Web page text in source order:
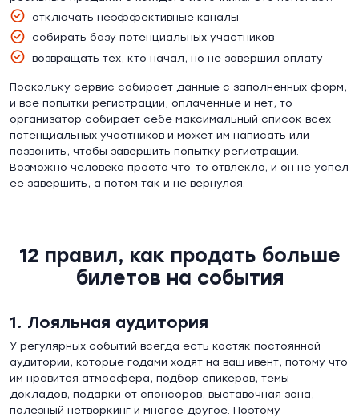
отключать неэффективные каналы
собирать базу потенциальных участников
возвращать тех, кто начал, но не завершил оплату
Поскольку сервис собирает данные с заполненных форм,
и все попытки регистрации, оплаченные и нет, то
организатор собирает себе максимальный список всех
потенциальных участников и может им написать или
позвонить, чтобы завершить попытку регистрации.
Возможно человека просто что-то отвлекло, и он не успел
ее завершить, а потом так и не вернулся.
12 правил, как продать больше
билетов на события
1. Лояльная аудитория
У регулярных событий всегда есть костяк постоянной
аудитории, которые годами ходят на ваш ивент, потому что
им нравится атмосфера, подбор спикеров, темы
докладов, подарки от спонсоров, выставочная зона,
полезный нетворкинг и многое другое. Поэтому